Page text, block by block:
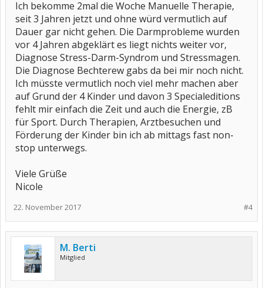
Ich bekomme 2mal die Woche Manuelle Therapie,
seit 3 Jahren jetzt und ohne würd vermutlich auf
Dauer gar nicht gehen. Die Darmprobleme wurden
vor 4 Jahren abgeklärt es liegt nichts weiter vor,
Diagnose Stress-Darm-Syndrom und Stressmagen.
Die Diagnose Bechterew gabs da bei mir noch nicht.
Ich müsste vermutlich noch viel mehr machen aber
auf Grund der 4 Kinder und davon 3 Specialeditions
fehlt mir einfach die Zeit und auch die Energie, zB
für Sport. Durch Therapien, Arztbesuchen und
Förderung der Kinder bin ich ab mittags fast non-
stop unterwegs.
Viele Grüße
Nicole
#4
22. November 2017
M. Berti
Mitglied